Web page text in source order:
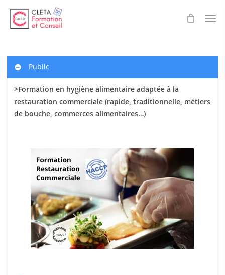
main
Public
>Formation en hygiène alimentaire adaptée à la
restauration commerciale (rapide, traditionnelle, métiers
de bouche, commerces alimentaires…)